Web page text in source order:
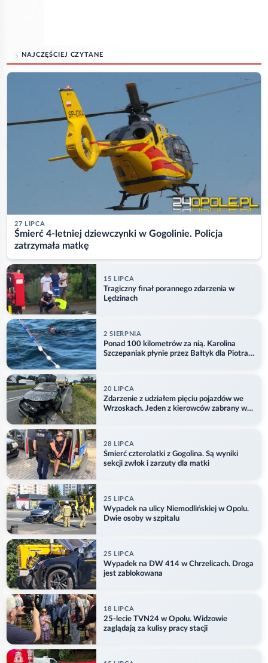
NAJCZĘŚCIEJ CZYTANE
27 LIPCA
Śmierć 4-letniej dziewczynki w Gogolinie. Policja
zatrzymała matkę
15 LIPCA
Tragiczny finał porannego zdarzenia w
Lędzinach
2 SIERPNIA
Ponad 100 kilometrów za nią. Karolina
Szczepaniak płynie przez Bałtyk dla Piotra.
20 LIPCA
Zdarzenie z udziałem pięciu pojazdów we
Wrzoskach. Jeden z kierowców zabrany w
28 LIPCA
Śmierć czterolatki z Gogolina. Są wyniki
sekcji zwłok i zarzuty dla matki
25 LIPCA
Wypadek na ulicy Niemodlińskiej w Opolu.
Dwie osoby w szpitalu
25 LIPCA
Wypadek na DW 414 w Chrzelicach. Droga
jest zablokowana
18 LIPCA
25-lecie TVN24 w Opolu. Widzowie
zaglądają za kulisy pracy stacji